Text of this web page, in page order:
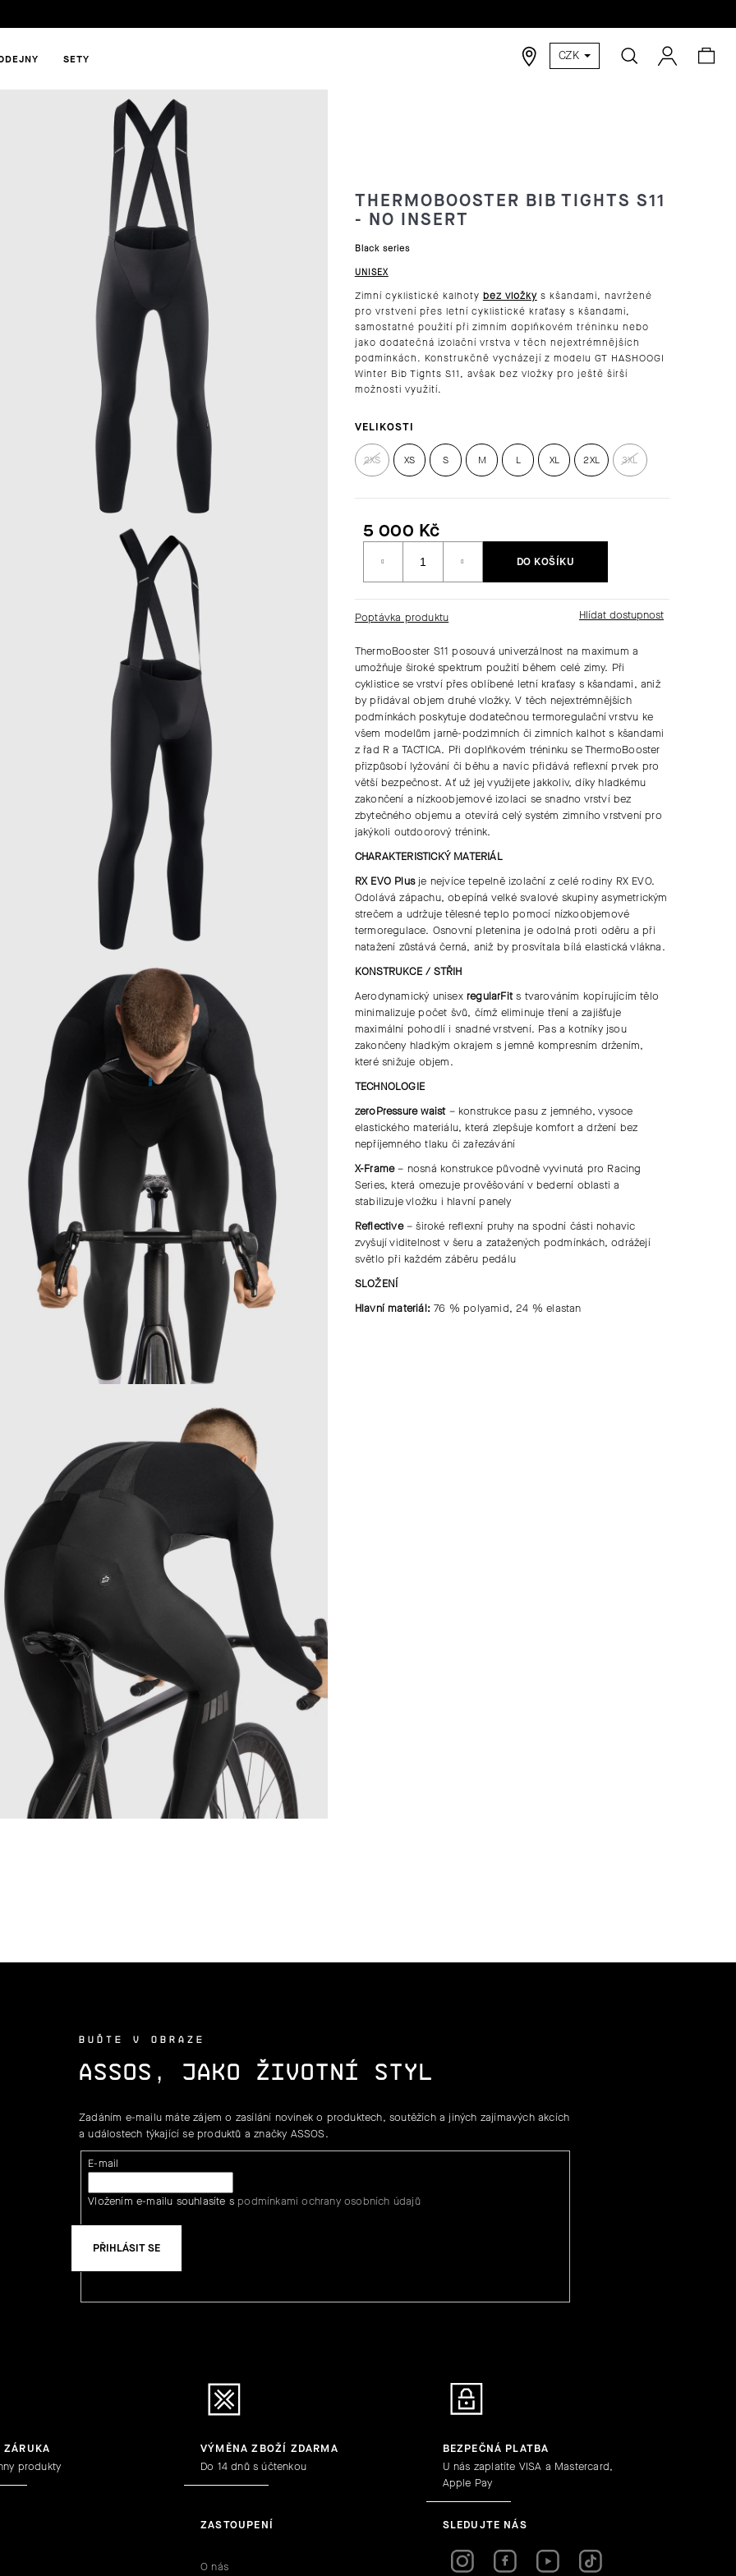
SETY CZK Hledat
THERMOBOOSTER BIB TIGHTS S11
- NO INSERT
Black series
UNISEX
Zimní cyklistické kalhoty bez vložky s kšandami, navržené
pro vrstvení přes letní cyklistické kraťasy s kšandami,
samostatné použití při zimním doplňkovém tréninku nebo
jako dodatečná izolační vrstva v těch nejextrémnějších
podmínkách. Konstrukčně vycházejí z modelu GT HASHOOGI
Winter Bib Tights S11, avšak bez vložky pro ještě širší
možnosti využití.
VELIKOSTI
2XS XS S M L XL 2XL 3XL
5 000 Kč
cena:
DO KOŠÍKU
Poptávka produktu
ThermoBooster S11 posouvá univerzálnost na maximum a
umožňuje široké spektrum použití během celé zimy. Při
cyklistice se vrství přes oblíbené letní kraťasy s kšandami, aniž
by přidával objem druhé vložky. V těch nejextrémnějších
podmínkách poskytuje dodatečnou termoregulační vrstvu ke
všem modelům jarně-podzimních či zimních kalhot s kšandami
z řad R a TACTICA. Při doplňkovém tréninku seThermoBooster
přizpůsobí lyžování či běhu a navíc přidává reflexní prvek pro
větší bezpečnost. Ať už jej využijete jakkoliv, díky hladkému
zakončení a nízkoobjemové izolaci se snadno vrství bez
zbytečného objemu a otevírá celý systém zimního vrstvení pro
jakýkoli outdoorový trénink.
CHARAKTERISTICKÝ MATERIÁL
RX EVO Plusje nejvíce tepelně izolační z celé rodiny RX EVO.
Odolává zápachu, obepíná velké svalové skupiny asymetrickým
strečem a udržuje tělesné teplo pomocí nízkoobjemové
termoregulace. Osnovní pletenina je odolná proti oděru a při
natažení zůstává černá, aniž by prosvítala bílá elastická vlákna.
KONSTRUKCE / STŘIH
Aerodynamický unisex regularFits tvarováním kopírujícím tělo
minimalizuje počet švů, čímž eliminuje tření a zajišťuje
maximální pohodlí i snadné vrstvení. Pas a kotníky jsou
zakončeny hladkým okrajem s jemně kompresním držením,
které snižuje objem.
TECHNOLOGIE
zeroPressure waist– konstrukce pasu z jemného, vysoce
elastického materiálu, která zlepšuje komfort a držení bez
nepříjemného tlaku či zařezávání
X-Frame– nosná konstrukce původně vyvinutá pro Racing
Series, která omezuje prověšování v bederní oblasti a
stabilizuje vložku i hlavní panely
Reflective– široké reflexní pruhy na spodní části nohavic
zvyšují viditelnost v šeru a zatažených podmínkách, odrážejí
světlo při každém záběru pedálu
SLOŽENÍ
Hlavní materiál: 76 % polyamid, 24 % elastan
DOPORUČUJEME
BUĎTE V OBRAZE
ASSOS, JAKO ŽIVOTNÍ STYL
Zadáním e-mailu máte zájem o zasílání novinek o produktech, soutěžích a jiných zajímavých akcích
a událostech týkající se produktů a značky ASSOS.
E-mail
Vložením e-mailu souhlasíte s podmínkami ochrany osobních údajů
PŘIHLÁSIT SE
ZÁRUKA
produkty
VÝMĚNA ZBOŽÍ ZDARMA
Do 14 dnů s účtenkou
BEZPEČNÁ PLATBA
U nás zaplatíte VISA a Mastercard,
Apple Pay
ZASTOUPENÍ
O nás
SLEDUJTE NÁS